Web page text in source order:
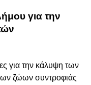
για την
για την κάλυψη των
ζώων συντροφιάς